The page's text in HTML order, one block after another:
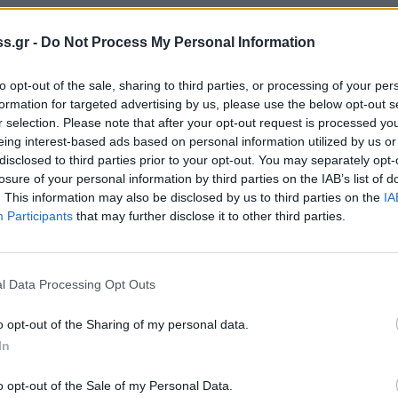
- Do Not Process My Personal Information
opt-out of the sale, sharing to third parties, or processing of your
for targeted advertising by us, please use the below opt-out
selection. Please note that after your opt-out request is processed
interest-based ads based on personal information utilized by us
to third parties prior to your opt-out. You may separately
of your personal information by third parties on the IAB’s list of
This information may also be disclosed by us to third parties on the
Participants that may further disclose it to other third parties.
Data Processing Opt Outs
opt-out of the Sharing of my personal data.
opt-out of the Sale of my Personal Data.
περιοχές του
απατεώνων από Λίβανο, οι οποίοι
τους εξαπατήσουν δίνοντάς τους
εξαφανίζονταν με τααυτοκίνητα
ότι σκόπευαν να διαλύσουν και να
Ο ακριβής αριθμός των οχημάτων
ερευνάται και κάποια από αυτά έχουν
βρίσκεται σε εξέλιξη, με την
πλήρως η δράση των αλλοδαπών.
Λιβανέζοιεντοπίστηκαν από
βίλα την οποία είχαν νοικιάσει και
Όταν συνελήφθησαν, διαπιστώθηκε ότι
της βίλας, καθώς είχαν αφήσει απλήρωτο το